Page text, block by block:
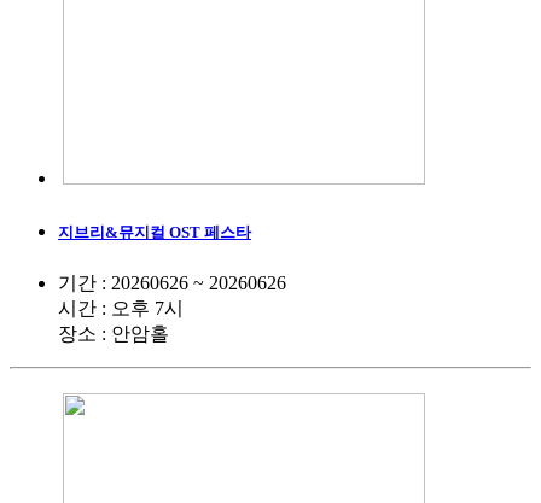
지브리&뮤지컬 OST 페스타
기간 : 20260626 ~ 20260626
시간 : 오후 7시
장소 : 안암홀